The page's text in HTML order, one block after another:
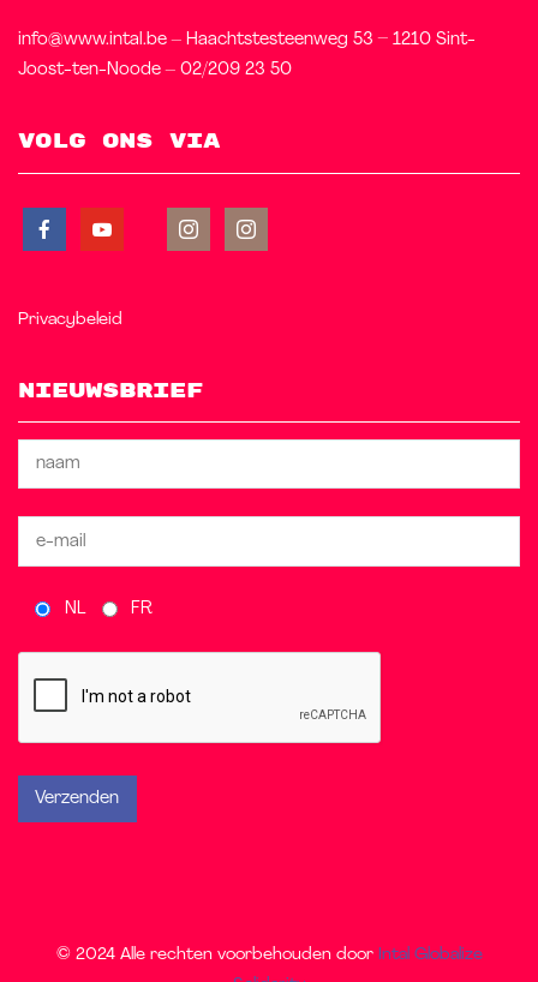
info@www.intal.be – Haachtstesteenweg 53 – 1210 Sint-
Joost-ten-Noode – 02/209 23 50
Volg ons via
Privacybeleid
Nieuwsbrief
NL FR
© 2024 Alle rechten voorbehouden door Intal Globalize